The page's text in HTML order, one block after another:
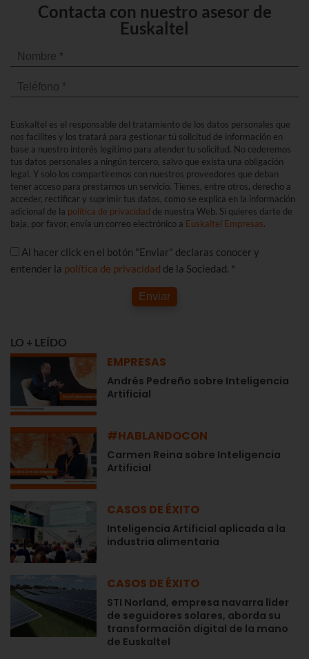
Contacta con nuestro asesor de
Euskaltel
Euskaltel es el responsable del tratamiento de los datos personales que
nos facilites y los tratará para gestionar tú solicitud de información en
base a nuestro interés legítimo para atender tu solicitud. No cederemos
tus datos personales a ningún tercero, salvo que exista una obligación
legal. Y solo los compartiremos con nuestros proveedores que deban
tener acceso para prestarnos un servicio. Tienes, entre otros, derecho a
acceder, rectificar y suprimir tus datos, como se explica en la información
adicional de la política de privacidad de nuestra Web. Si quieres darte de
baja, por favor, envía un correo electrónico a Euskaltel Empresas.
Al hacer click en el botón "Enviar" declaras conocer y
entender la política de privacidad de la Sociedad. *
Enviar
LO + LEÍDO
EMPRESAS
Andrés Pedreño sobre Inteligencia
Artificial
#HABLANDOCON
Carmen Reina sobre Inteligencia
Artificial
CASOS DE ÉXITO
Inteligencia Artificial aplicada a la
industria alimentaria
CASOS DE ÉXITO
STI Norland, empresa navarra líder
de seguidores solares, aborda su
transformación digital de la mano
de Euskaltel